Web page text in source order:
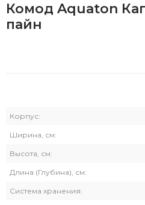
Комод Aquaton
пайн
Корпус:
Ширина, см:
Высота, см:
Длина (Глубина), см:
Система хранения: